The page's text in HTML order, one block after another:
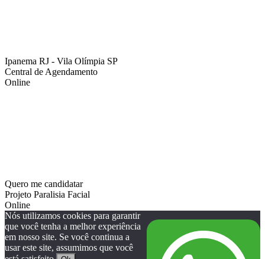
Ipanema RJ - Vila Olímpia SP
Central de Agendamento
Online
Quero me candidatar
Projeto Paralisia Facial
Online
Nós utilizamos cookies para garantir
que você tenha a melhor experiência
em nosso site. Se você continua a
usar este site, assumimos que você